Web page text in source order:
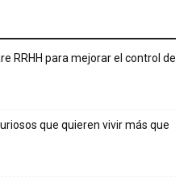
RRHH para mejorar el control de
que quieren vivir más que